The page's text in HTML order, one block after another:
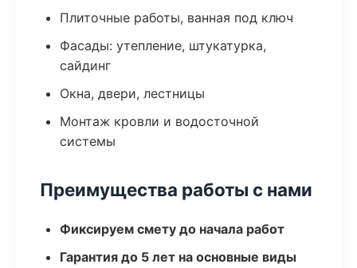
Плиточные работы, ванная под ключ
Фасады: утепление, штукатурка,
сайдинг
Окна, двери, лестницы
Монтаж кровли и водосточной
системы
Преимущества работы с нами
Фиксируем смету до начала работ
Гарантия до 5 лет на основные виды